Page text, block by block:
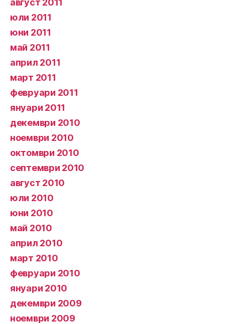
август 2011
юли 2011
юни 2011
май 2011
април 2011
март 2011
февруари 2011
януари 2011
декември 2010
ноември 2010
октомври 2010
септември 2010
август 2010
юли 2010
юни 2010
май 2010
април 2010
март 2010
февруари 2010
януари 2010
декември 2009
ноември 2009